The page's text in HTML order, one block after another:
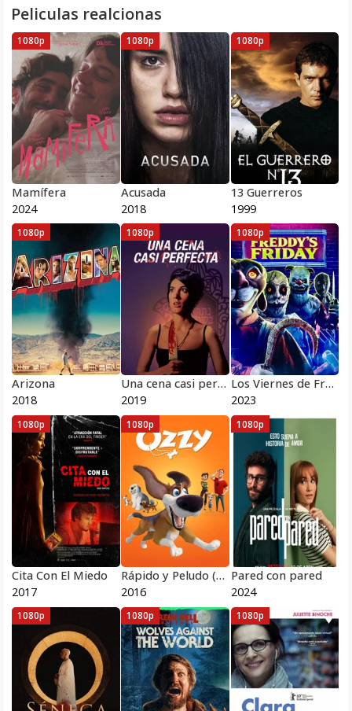
Peliculas realcionas
Mamífera
2024
1080p
Acusada
2018
1080p
13 Guerreros
1999
1080p
Arizona
2018
1080p
Una cena casi perfecta
2019
1080p
Los Viernes de Freddy
2023
1080p
Cita Con El Miedo
2017
1080p
Rápido y Peludo (Ozzy)
2016
1080p
Pared con pared
2024
1080p
1080p 1080p 1080p